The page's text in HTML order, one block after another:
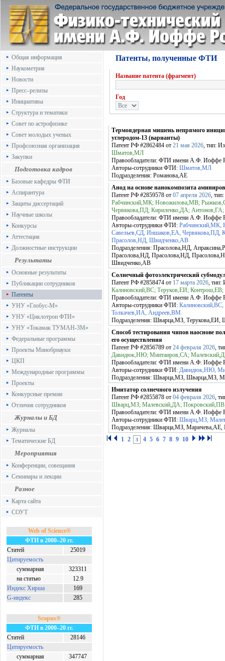
Общая информация
Наукометрия
Новости
Пресс–релизы
Инициативы
Структура и тематики
Совет по астрофизике
Совет молодых ученых
Профсоюзная организация
Закупки
Подготовка кадров
Базовые кафедры ФТИ
Аспирантура
Защиты диссертаций
Научные школы
Конкурсы
Аттестация
Должностные инструкции
Результаты
Основные результаты
Публикации сотрудников
Патенты
УНУ «Глобус-М»
УНУ «Циклотрон ФТИ»
УНУ «Токамак ТУМАН-3М»
Федеральные программы
Проекты Минобрнауки
ЦКП
Международные программы
Проекты
Конкурсные премии
Отличия сотрудников
Журналы и БД
Журналы
Тематические БД
Мероприятия
Конференции, совещания
Семинары и лекции
Разное
Карта сайта
СОУТ
Web of Science®
ФТИ в 2000–20 гг.
Статей
25019
Цитируемость
суммарная
323311
на статью
12.9
Индекс Хирша
169
G-индекс
285
Scopus®
ФТИ в 2000–20 гг.
Статей
28146
Цитируемость
суммарная
347747
Патенты, полученные ФТИ
Название патента (фрагмент)
Год
Термоядерная мишень непрямого
углеродом-13 (варианты)
Патент РФ #2862484 от 21 мая 2026, тип:
Шматов,МЛ
Правообладатели: ФТИ имени А.Ф. Иоффе
Авторы-сотрудники ФТИ: Шматов,МЛ
Подразделения: Романова,АЕ
Анод на основе нанокомпозита
Патент РФ #2859578 от 07 апреля 2026,
Рабчинский,МК; Новожилова,МВ;
Червякова,ПД; Кириленко,ДА;
Правообладатели: ФТИ имени А.Ф. Иоффе
Авторы-сотрудники ФТИ: Рабчинский,МК,
Савельев,СД, Иншаков,ЕА, Червякова,ПД,
Прасолов,НД, Швидченко,АВ
Подразделения: Прасолова,НД,
Прасолова,НД, Прасолова,НД,
Швидченко,АВ
Солнечный фотоэлектрический
Патент РФ #2858474 от 17 марта 2026, тип:
Калиновский,ВС; Теруков,ЕИ;
Правообладатели: ФТИ имени А.Ф. Иоффе
Авторы-сотрудники ФТИ:
Толкачев,ИА, Андреев,ВМ
Подразделения: Шварца,МЗ,
Способ тестирования чипов наоснове
его осуществления
Патент РФ #2856789 от 24 февраля 2026,
Давидюк,НЮ; Минтаиров,СА;
Правообладатели: ФТИ имени А.Ф. Иоффе
Авторы-сотрудники ФТИ: Давидюк,НЮ,
Подразделения: Шварца,МЗ, Шварца,МЗ,
Имитатор солнечного излучения
Патент РФ #2855878 от 04 февраля 2026,
Шварц,МЗ; Малевский,ДА;
Правообладатели: ФТИ имени А.Ф. Иоффе
Авторы-сотрудники ФТИ: Шварц,МЗ,
Подразделения: Шварца,МЗ, Маричева,АЕ,
1 2 3 4 5 6 7 8 9 10